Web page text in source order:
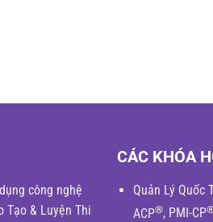
công nghệ
Tạo & Luyện Thi
CÁC KHÓA
Quản Lý Quốc
ACP®, PMI-CP